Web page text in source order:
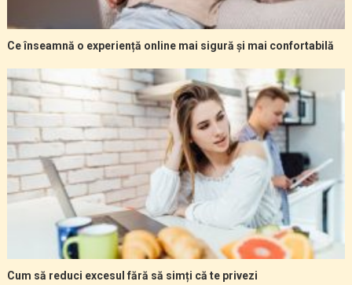
Ce înseamnă o experiență online mai sigură și mai confortabilă
Cum să reduci excesul fără să simți că te privezi